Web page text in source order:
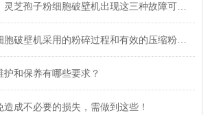
今天我们来讲解下，灵芝孢子粉细胞破壁机出现这三种故障可以如何解决
介绍下灵芝孢子粉细胞破壁机采用的粉碎过程和有效的压缩粉碎方式
和保养有哪些要求？
成不必要的损失，需做到这些！